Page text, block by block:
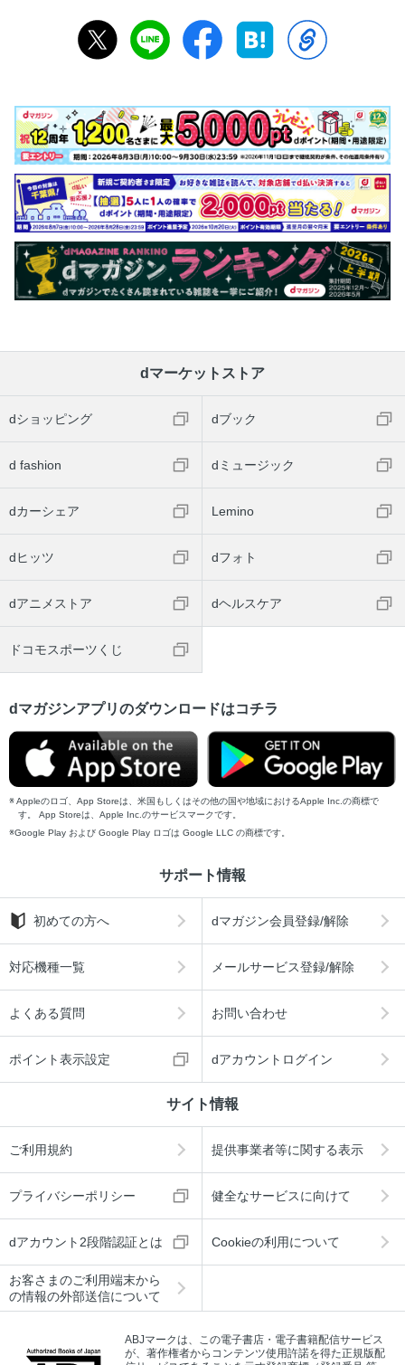
dマーケットストア
dショッピング dブック
d fashion dミュージック
dカーシェア Lemino
dヒッツ dフォト
dアニメストア dヘルスケア
ドコモスポーツくじ
dマガジンアプリのダウンロードはコチラ
Appleのロゴ、App Storeは、米国もしくはその他の国や地域におけるApple Inc.の商標で
す。 App Storeは、Apple Inc.のサービスマークです。
Google Play および Google Play ロゴは Google LLC の商標です。
サポート情報
初めての方へ dマガジン会員登録/解除
対応機種一覧 メールサービス登録/解除
よくある質問 お問い合わせ
ポイント表示設定 dアカウントログイン
サイト情報
ご利用規約 提供事業者等に関する表示
プライバシーポリシー 健全なサービスに向けて
dアカウント2段階認証とは Cookieの利用について
お客さまのご利用端末から
の情報の外部送信について
ABJマークは、この電子書店・電子書籍配信サービス
が、著作権者からコンテンツ使用許諾を得た正規版配